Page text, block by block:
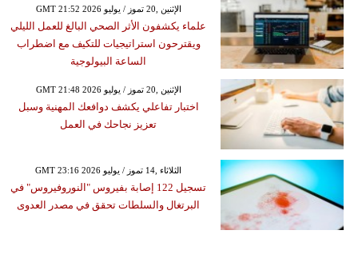
GMT 21:52 2026 الإثنين ,20 تموز / يوليو
علماء يكشفون الأثر الصحي البالغ للعمل الليلي
ويقترحون استراتيجيات للتكيف مع اضطراب
الساعة البيولوجية
GMT 21:48 2026 الإثنين ,20 تموز / يوليو
اختبار تفاعلي يكشف دوافعك المهنية وسبل
تعزيز نجاحك في العمل
GMT 23:16 2026 الثلاثاء ,14 تموز / يوليو
تسجيل 122 إصابة بفيروس "النوروفيروس" في
البرتغال والسلطات تحقق في مصدر العدوى